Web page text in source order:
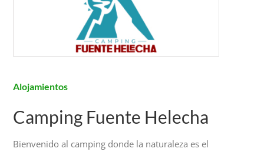
Alojamientos
Camping Fuente Helecha
Bienvenido al camping donde la naturaleza es el